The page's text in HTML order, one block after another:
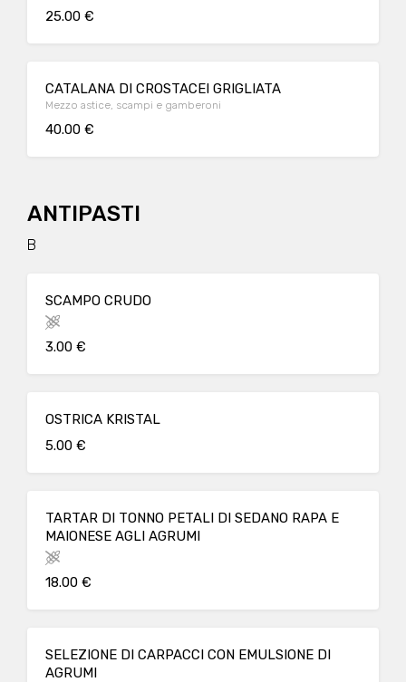
25.00 €
CATALANA DI CROSTACEI GRIGLIATA
Mezzo astice, scampi e gamberoni
40.00 €
ANTIPASTI
B
SCAMPO CRUDO
3.00 €
OSTRICA KRISTAL
5.00 €
TARTAR DI TONNO PETALI DI SEDANO RAPA E
MAIONESE AGLI AGRUMI
18.00 €
SELEZIONE DI CARPACCI CON EMULSIONE DI
AGRUMI